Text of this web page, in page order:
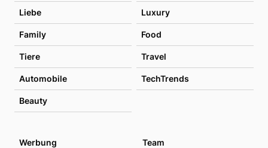
Liebe Luxury
Family Food
Tiere Travel
Automobile TechTrends
Beauty
Werbung Team